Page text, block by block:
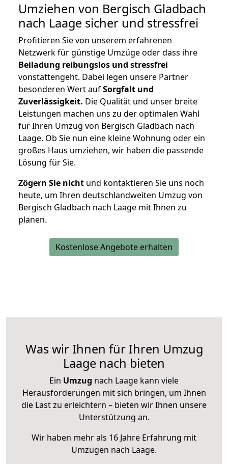
Umziehen von Bergisch Gladbach
nach Laage sicher und stressfrei
Profitieren Sie von unserem erfahrenen
Netzwerk für günstige Umzüge oder dass ihre
Beiladung reibungslos und stressfrei
vonstattengeht. Dabei legen unsere Partner
besonderen Wert aufSorgfalt und
Zuverlässigkeit. Die Qualität und unser breite
Leistungen machen uns zu der optimalen Wahl
für Ihren Umzug von Bergisch Gladbach nach
Laage. Ob Sie nun eine kleine Wohnung oder ein
großes Haus umziehen, wir haben die passende
Lösung für Sie.
Zögern Sie nicht und kontaktieren Sie uns noch
heute, um Ihren deutschlandweiten Umzug von
Bergisch Gladbach nach Laage mit Ihnen zu
planen.
Kostenlose Angebote erhalten
Was wir Ihnen für Ihren Umzug
Laage nach bieten
Ein Umzug nach Laage kann viele
Herausforderungen mit sich bringen, um Ihnen
die Last zu erleichtern – bieten wir Ihnen unsere
Unterstützung an.
Wir haben mehr als 16 Jahre Erfahrung mit
Umzügen nach Laage.